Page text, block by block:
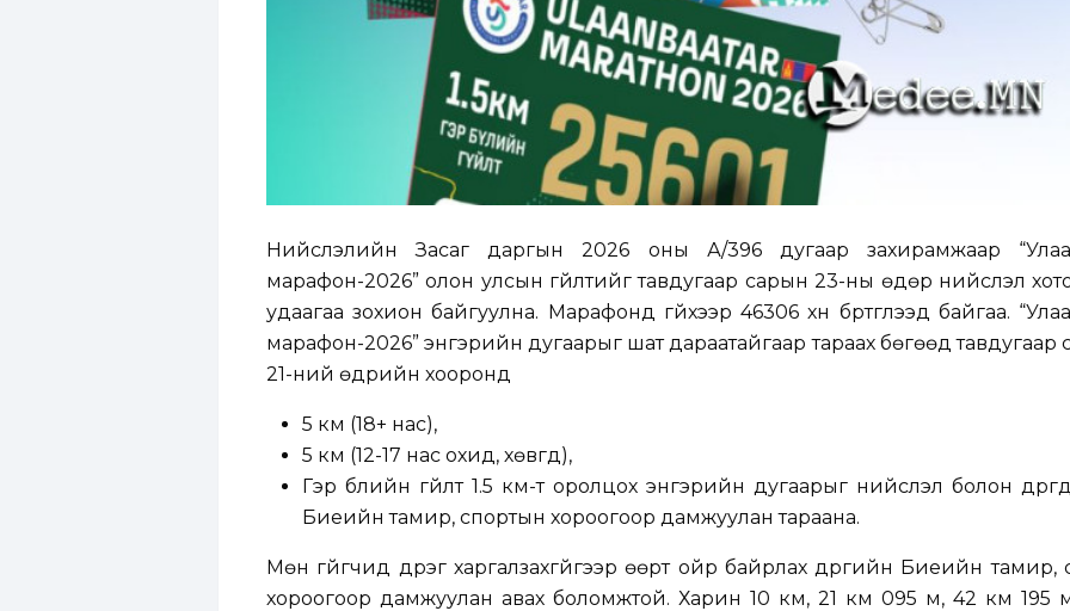
Нийслэлийн Засаг даргын 2026 оны А/396 дугаар захирамжаар
марафон-2026” олон улсын гүйлтийг тавдугаар сарын 23-ны өдөр нийслэл
удаагаа зохион байгуулна. Марафонд гүйхээр 46306 хүн бүртгүүлээд байгаа.
марафон-2026” энгэрийн дугаарыг шат дараатайгаар тараах бөгөөд тавдугаар
21-ний өдрийн хооронд
5 км (18+ нас),
5 км (12-17 нас охид, хөвгүүд),
Гэр бүлийн гүйлт 1.5 км-т оролцох энгэрийн дугаарыг нийслэл болон
Биеийн тамир, спортын хороогоор дамжуулан тараана.
Мөн гүйгчид дүүрэг харгалзахгүйгээр өөрт ойр байрлах дүүргийн Биеийн тамир,
хороогоор дамжуулан авах боломжтой. Харин 10 км, 21 км 095 м, 42 км 195